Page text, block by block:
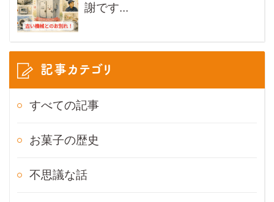
謝です...
記事カテゴリ
すべての記事
お菓子の歴史
不思議な話